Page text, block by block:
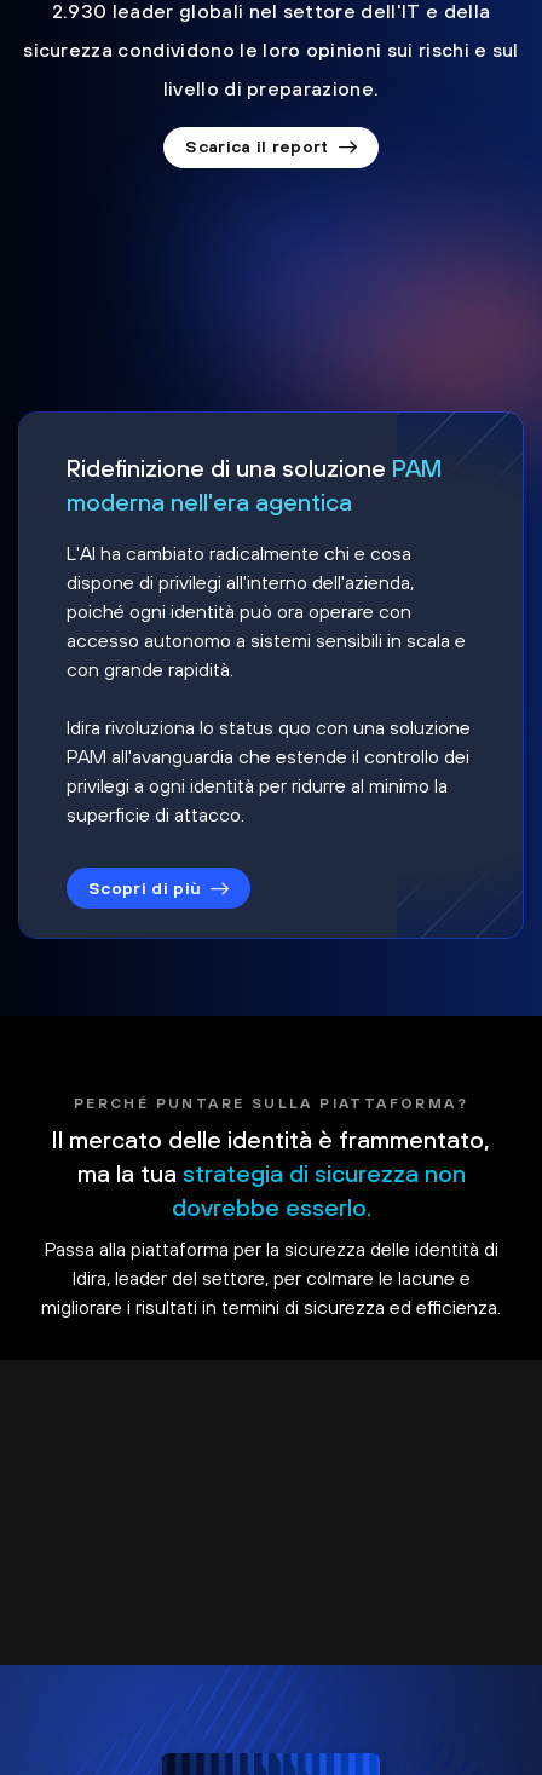
2.930 leader globali nel settore dell'IT e della
sicurezza condividono le loro opinioni sui rischi e sul
livello di preparazione.
Scarica il report
Ridefinizione di una soluzione PAM
moderna nell'era agentica
L'AI ha cambiato radicalmente chi e cosa
dispone di privilegi all'interno dell'azienda,
poiché ogni identità può ora operare con
accesso autonomo a sistemi sensibili in scala e
con grande rapidità.
Idira rivoluziona lo status quo con una soluzione
PAM all'avanguardia che estende il controllo dei
privilegi a ogni identità per ridurre al minimo la
superficie di attacco.
Scopri di più
PERCHÉ PUNTARE SULLA PIATTAFORMA?
Il mercato delle identità è frammentato,
ma la tua strategia di sicurezza non
dovrebbe esserlo.
Passa alla piattaforma per la sicurezza delle identità di
Idira, leader del settore, per colmare le lacune e
migliorare i risultati in termini di sicurezza ed efficienza.